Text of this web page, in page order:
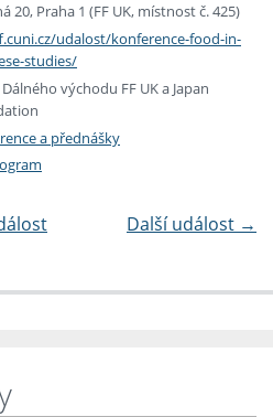
20, Praha 1 (FF UK, místnost č. 425)
udalost/konference-food-in-
studies/
východu FF UK a Japan
a přednášky
Další událost →